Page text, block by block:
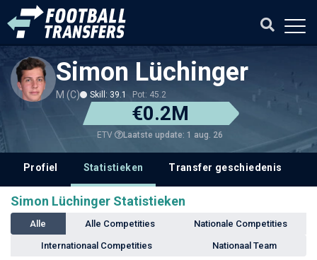
Simon Lüchinger
M (C) Skill: 39.1 Pot: 45.2
€0.2M
ETV Laatste update: 1 aug. 26
Profiel Statistieken Transfer geschiedenis
Simon Lüchinger Statistieken
Alle Alle Competities Nationale Competities
Internationaal Competities Nationaal Team